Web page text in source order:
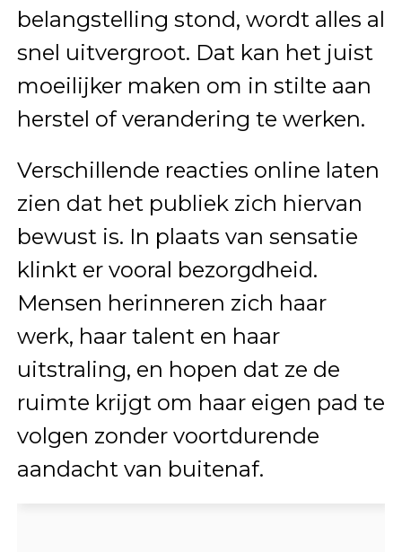
belangstelling stond, wordt alles al
snel uitvergroot. Dat kan het juist
moeilijker maken om in stilte aan
herstel of verandering te werken.
Verschillende reacties online laten
zien dat het publiek zich hiervan
bewust is. In plaats van sensatie
klinkt er vooral bezorgdheid.
Mensen herinneren zich haar
werk, haar talent en haar
uitstraling, en hopen dat ze de
ruimte krijgt om haar eigen pad te
volgen zonder voortdurende
aandacht van buitenaf.